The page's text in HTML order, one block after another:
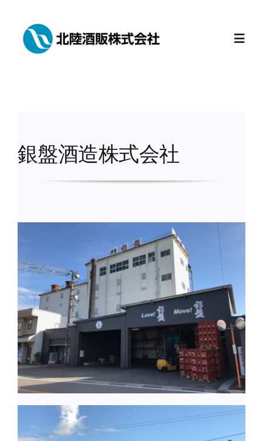
content
富山の地酒
富山の地酒取扱店募集中
採用情報
銀盤酒造株式会社